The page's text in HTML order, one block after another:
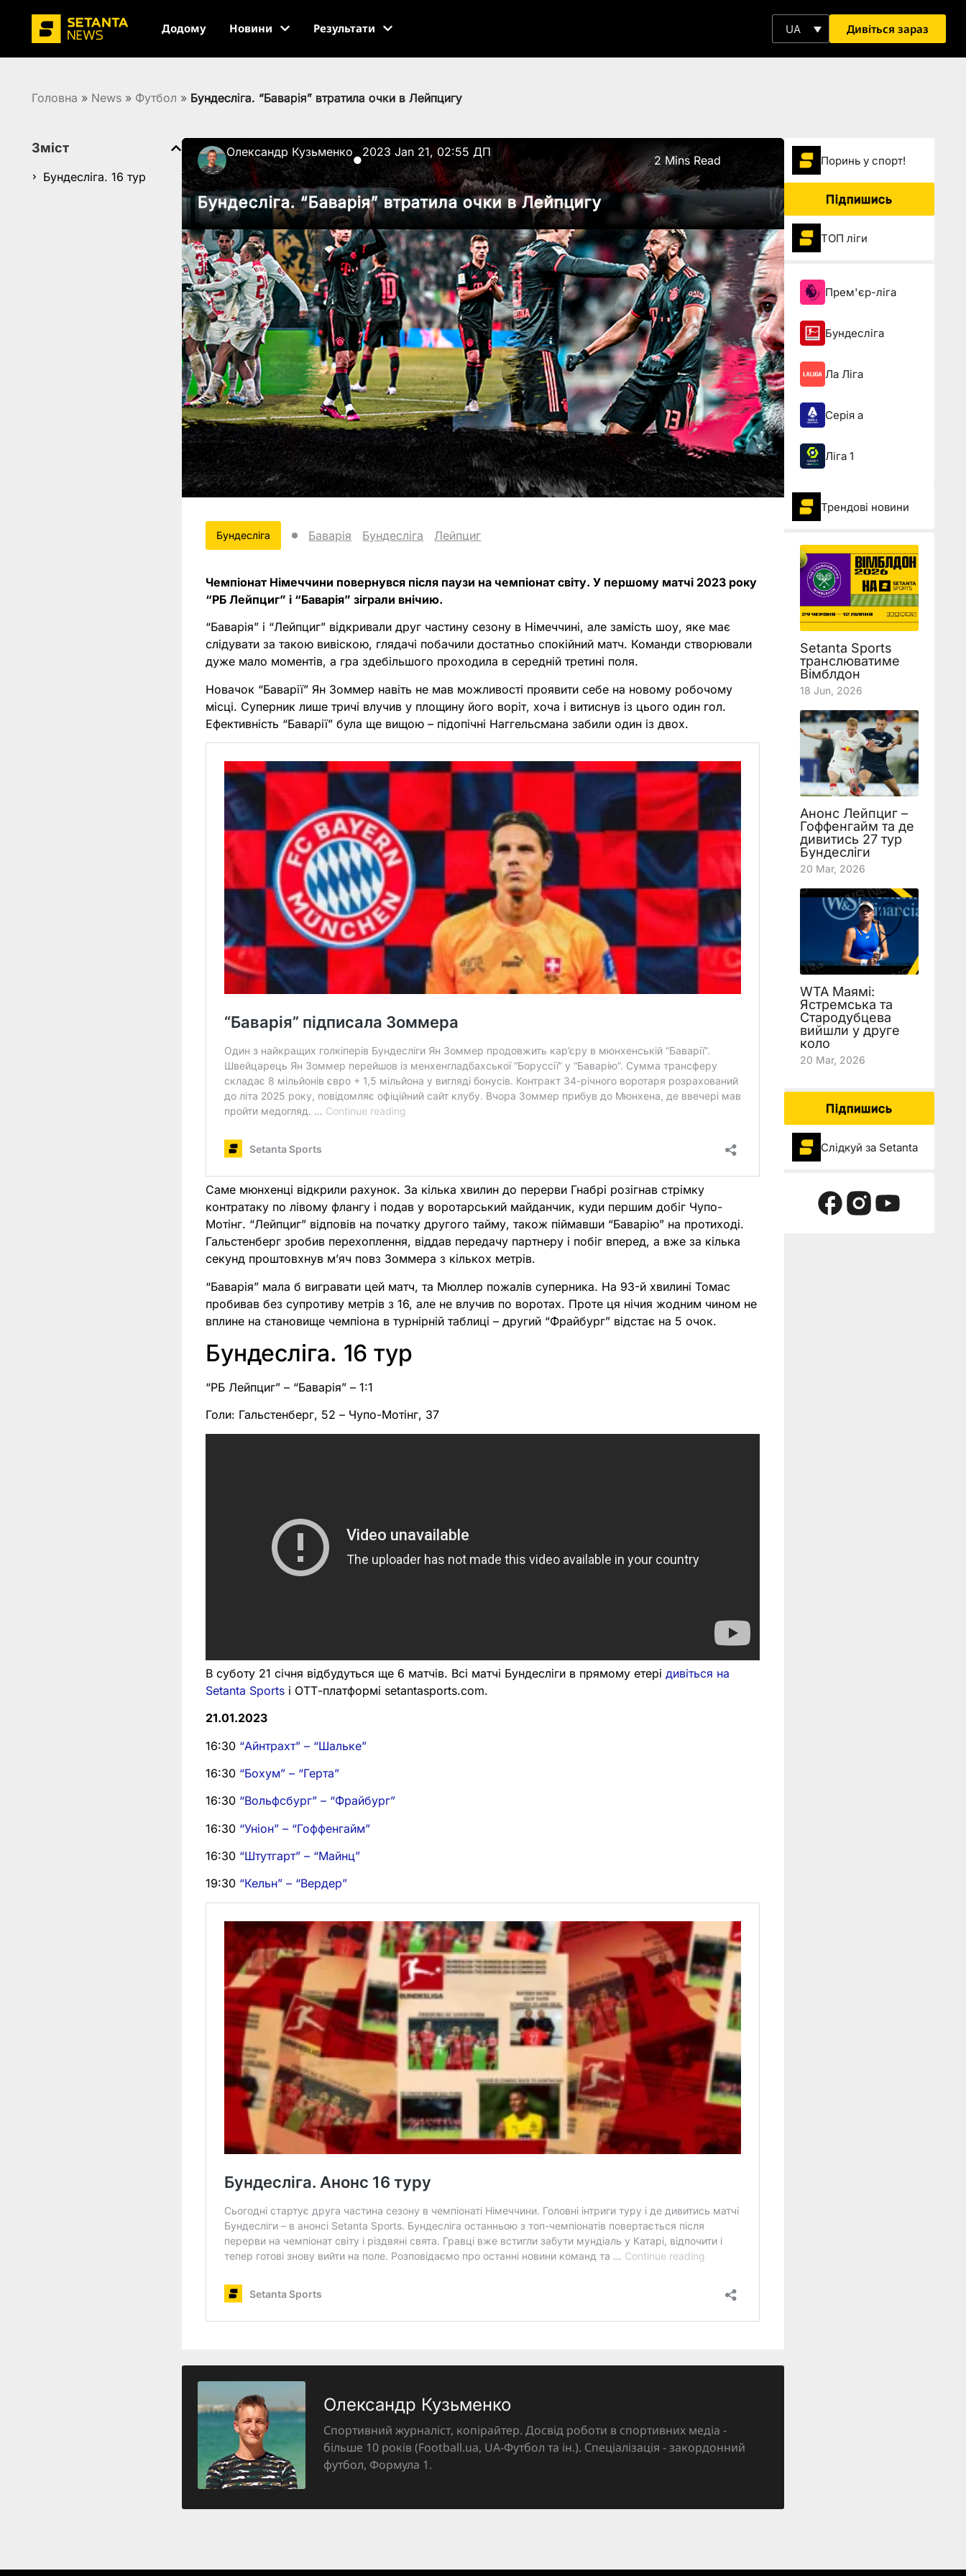
Додому Новини Результати UA Дивіться зараз
Головна » News » Футбол » Бундесліга. “Баварія” втратила очки в Лейпцигу
Зміст
Бундесліга. 16 тур
Олександр Кузьменко
●
2023 Jan 21, 02:55 ДП
2 Mins Read
Бундесліга. “Баварія” втратила очки в Лейпцигу
Бундесліга Баварія Бундесліга Лейпциг
Чемпіонат Німеччини повернувся після паузи на чемпіонат світу. У першому матчі 2023 року
“РБ Лейпциг” і “Баварія” зіграли внічию.
“Баварія” і “Лейпциг” відкривали друг частину сезону в Німеччині, але замість шоу, яке має
слідувати за такою вивіскою, глядачі побачили достатньо спокійний матч. Команди створювали
дуже мало моментів, а гра здебільшого проходила в середній третині поля.
Новачок “Баварії” Ян Зоммер навіть не мав можливості проявити себе на новому робочому
місці. Суперник лише тричі влучив у площину його воріт, хоча і витиснув із цього один гол.
Ефективність “Баварії” була ще вищою – підопічні Наггельсмана забили один із двох.
Саме мюнхенці відкрили рахунок. За кілька хвилин до перерви Гнабрі розігнав стрімку
контратаку по лівому флангу і подав у воротарський майданчик, куди першим добіг Чупо-
Мотінг. “Лейпциг” відповів на початку другого тайму, також піймавши “Баварію” на протиході.
Гальстенберг зробив перехоплення, віддав передачу партнеру і побіг вперед, а вже за кілька
секунд проштовхнув м’яч повз Зоммера з кількох метрів.
“Баварія” мала б вигравати цей матч, та Мюллер пожалів суперника. На 93-й хвилині Томас
пробивав без супротиву метрів з 16, але не влучив по воротах. Проте ця нічия жодним чином не
вплине на становище чемпіона в турнірній таблиці – другий “Фрайбург” відстає на 5 очок.
Бундесліга. 16 тур
“РБ Лейпциг” – “Баварія” – 1:1
Голи: Гальстенберг, 52 – Чупо-Мотінг, 37
В суботу 21 січня відбудуться ще 6 матчів. Всі матчі Бундесліги в прямому етерідивіться на
Setanta Sports і ОТТ-платформі setantasports.com.
21.01.2023
16:30 “Айнтрахт” – “Шальке”
16:30 “Бохум” – “Герта”
16:30 “Вольфсбург” – “Фрайбург”
16:30 “Уніон” – “Гоффенгайм”
16:30 “Штутгарт” – “Майнц”
19:30 “Кельн” – “Вердер”
Олександр Кузьменко
Спортивний журналіст, копірайтер. Досвід роботи в спортивних медіа -
більше 10 років (Football.ua, UA-Футбол та ін.). Спеціалізація - закордонний
футбол, Формула 1.
Поринь у спорт!
Підпишись
ТОП ліги
Прем'єр-ліга
Бундесліга
Ла Ліга
Серія а
Ліга 1
Трендові новини
Setanta Sports
транслюватиме
Вімблдон
18 Jun, 2026
Анонс Лейпциг –
Гоффенгайм та де
дивитись 27 тур
Бундесліги
20 Mar, 2026
WTA Маямі:
Ястремська та
Стародубцева
вийшли у друге
коло
20 Mar, 2026
Підпишись
Слідкуй за Setanta